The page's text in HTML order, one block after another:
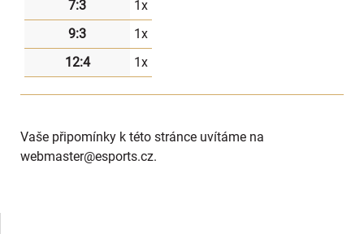
7:3
1x
9:3
1x
12:4
1x
Vaše připomínky k této stránce uvítáme na
webmaster@esports.cz.